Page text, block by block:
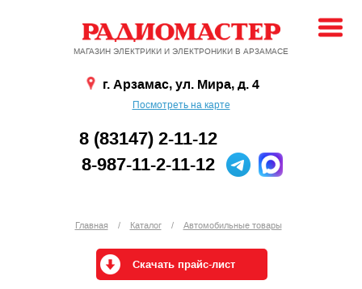
МАГАЗИН ЭЛЕКТРИКИ И ЭЛЕКТРОНИКИ В АРЗАМАСЕ
г. Арзамас, ул. Мира, д. 4
Посмотреть на карте
8 (83147) 2-11-12
8-987-11-2-11-12
Главная / Каталог / Автомобильные товары
Скачать прайс-лист